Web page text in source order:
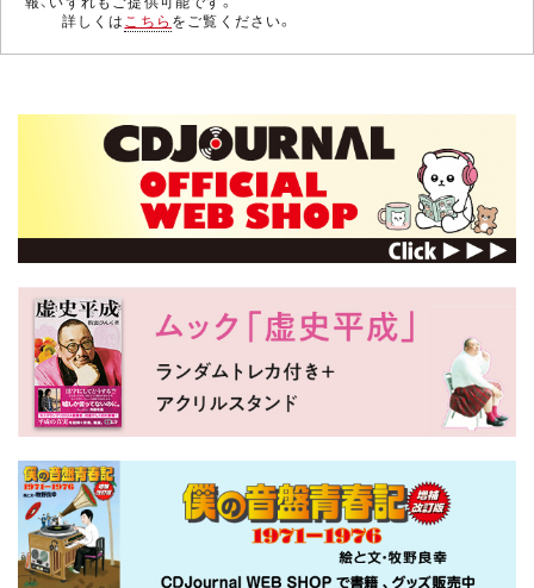
詳しくはこちら をご覧ください。